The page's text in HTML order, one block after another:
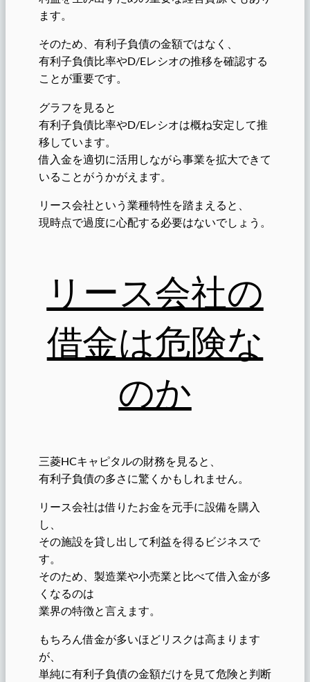
ます。
そのため、有利子負債の金額ではなく、
有利子負債比率やD/Eレシオの推移を確認する
ことが重要です。
グラフを見ると
有利子負債比率やD/Eレシオは概ね安定して推
移しています。
借入金を適切に活用しながら事業を拡大できて
いることがうかがえます。
リース会社という業種特性を踏まえると、
現時点で過度に心配する必要はないでしょう。
リース会社の
借金は危険な
のか
三菱HCキャピタルの財務を見ると、
有利子負債の多さに驚くかもしれません。
リース会社は借りたお金を元手に設備を購入
し、
その施設を貸し出して利益を得るビジネスで
す。
そのため、製造業や小売業と比べて借入金が多
くなるのは
業界の特徴と言えます。
もちろん借金が多いほどリスクは高まります
が、
単純に有利子負債の金額だけを見て危険と判断